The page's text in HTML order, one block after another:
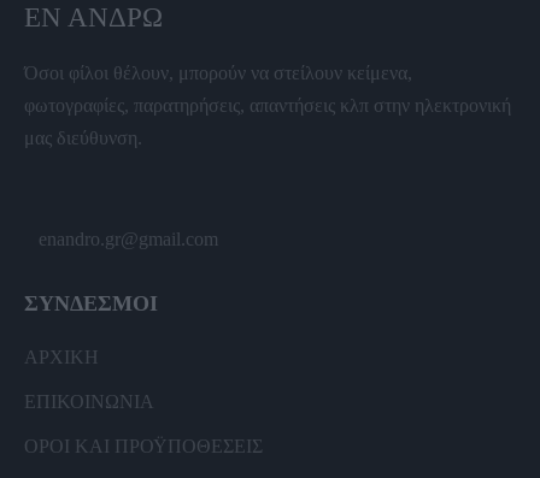
ΕΝ ΆΝΔΡΩ
Όσοι φίλοι θέλουν, μπορούν να στείλουν κείμενα,
φωτογραφίες, παρατηρήσεις, απαντήσεις κλπ στην ηλεκτρονική
μας διεύθυνση.
enandro.gr@gmail.com
ΣΥΝΔΕΣΜΟΙ
ΑΡΧΙΚΗ
ΕΠΙΚΟΙΝΩΝΙΑ
ΟΡΟΙ ΚΑΙ ΠΡΟΫΠΟΘΕΣΕΙΣ